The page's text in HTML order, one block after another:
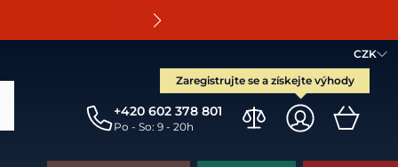
CZK
Zaregistrujte se a získejte výhody
+420 602 378 801
Po - So: 9 - 20h